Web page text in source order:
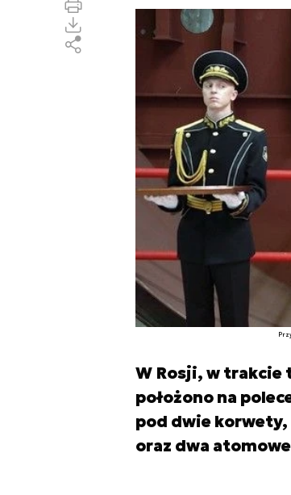
W Rosji, w trakcie
położono na
pod dwie
oraz dwa